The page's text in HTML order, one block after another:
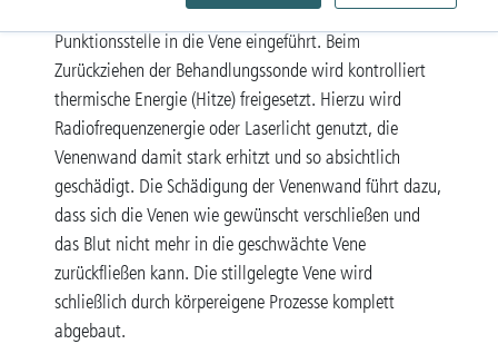
unter örtlicher Betäubung eine Sonde über eine kleine
Punktionsstelle in die Vene eingeführt. Beim
Zurückziehen der Behandlungssonde wird kontrolliert
thermische Energie (Hitze) freigesetzt. Hierzu wird
Radiofrequenzenergie oder Laserlicht genutzt, die
Venenwand damit stark erhitzt und so absichtlich
geschädigt. Die Schädigung der Venenwand führt dazu,
dass sich die Venen wie gewünscht verschließen und
das Blut nicht mehr in die geschwächte Vene
zurückfließen kann. Die stillgelegte Vene wird
schließlich durch körpereigene Prozesse komplett
abgebaut.